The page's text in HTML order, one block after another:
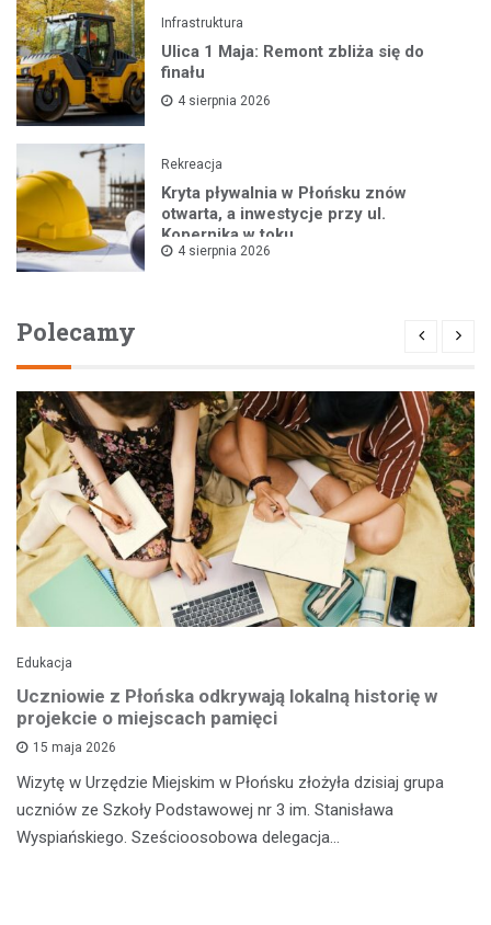
Infrastruktura
Ulica 1 Maja: Remont zbliża się do
finału
4 sierpnia 2026
Rekreacja
Kryta pływalnia w Płońsku znów
otwarta, a inwestycje przy ul.
Kopernika w toku
4 sierpnia 2026
Polecamy
Edukacja
Uczniowie z Płońska odkrywają lokalną historię w
projekcie o miejscach pamięci
15 maja 2026
Wizytę w Urzędzie Miejskim w Płońsku złożyła dzisiaj grupa
uczniów ze Szkoły Podstawowej nr 3 im. Stanisława
Wyspiańskiego. Sześcioosobowa delegacja…